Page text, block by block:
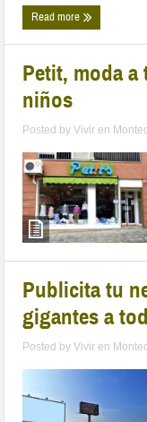
Read more
Petit, moda
niños
Posted byVivir en
Publicita tu
gigantes a
Posted byVivir en